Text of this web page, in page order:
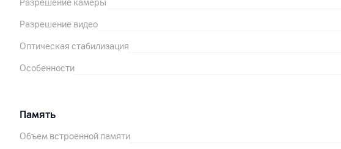
Разрешение камеры
Разрешение видео
Оптическая стабилизация
Особенности
Память
Объем встроенной памяти